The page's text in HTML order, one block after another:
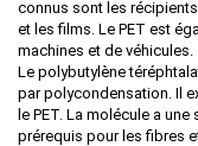
connus sont les
et les films. Le PET est
machines et de véhicules.
Le polybutylène
par polycondensation. Il
le PET. La molécule a
prérequis pour les fibres